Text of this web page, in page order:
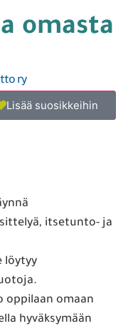
omasta
ry
Lisää suosikkeihin
itsetunto- ja
löytyy
oppilaan omaan
hyväksymään